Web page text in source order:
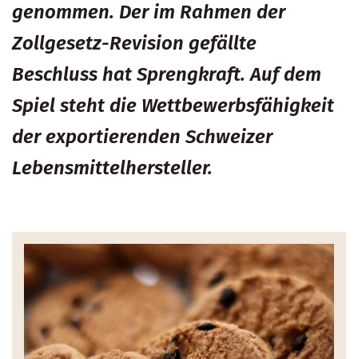
genommen. Der im Rahmen der
Zollgesetz-Revision gefällte
Beschluss hat Sprengkraft. Auf dem
Spiel steht die Wettbewerbsfähigkeit
der exportierenden Schweizer
Lebensmittelhersteller.